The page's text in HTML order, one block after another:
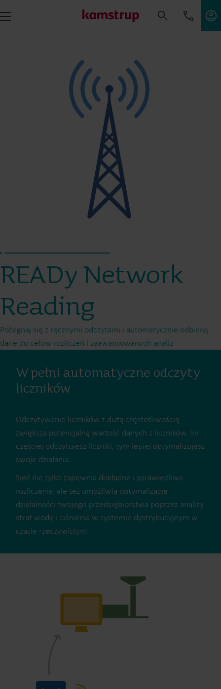
READy Network
Reading
Pożegnaj się z ręcznymi odczytami i automatycznie odbieraj
dane do celów rozliczeń i zaawansowanych analiz
W pełni automatyczne odczyty
liczników
Odczytywanie liczników z dużą częstotliwością
zwiększa potencjalną wartość danych z liczników. Im
częściej odczytujesz liczniki, tym lepiej optymalizujesz
swoje działania.
Sieć nie tylko zapewnia dokładne i sprawiedliwe
rozliczenia, ale też umożliwia optymalizację
działalności twojego przedsiębiorstwa poprzez analizy
strat wody i ciśnienia w systemie dystrybucyjnym w
czasie rzeczywistym.